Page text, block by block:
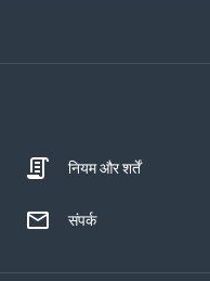
नियम और शर्तें
संपर्क